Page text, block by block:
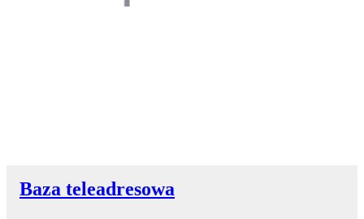
Baza teleadresowa